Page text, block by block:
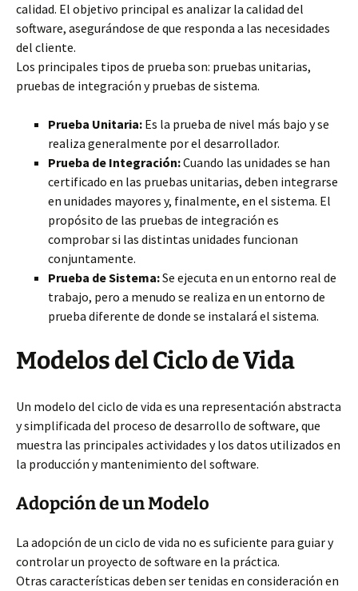
calidad. El objetivo principal es analizar la calidad del
software, asegurándose de que responda a las necesidades
del cliente.
Los principales tipos de prueba son: pruebas unitarias,
pruebas de integración y pruebas de sistema.
Prueba Unitaria: Es la prueba de nivel más bajo y se
realiza generalmente por el desarrollador.
Prueba de Integración:Cuando las unidades se han
certificado en las pruebas unitarias, deben integrarse
en unidades mayores y, finalmente, en el sistema. El
propósito de las pruebas de integración es
comprobar si las distintas unidades funcionan
conjuntamente.
Prueba de Sistema:Se ejecuta en un entorno real de
trabajo, pero a menudo se realiza en un entorno de
prueba diferente de donde se instalará el sistema.
Modelos del Ciclo de Vida
Un modelo del ciclo de vida es una representación abstracta
y simplificada del proceso de desarrollo de software, que
muestra las principales actividades y los datos utilizados en
la producción y mantenimiento del software.
Adopción de un Modelo
La adopción de un ciclo de vida no es suficiente para guiar y
controlar un proyecto de software en la práctica.
Otras características deben ser tenidas en consideración en